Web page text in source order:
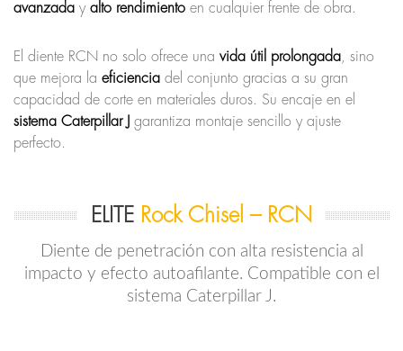
avanzada y alto rendimiento en cualquier frente de obra.
El diente RCN no solo ofrece una vida útil prolongada , sino
que mejora la eficiencia del conjunto gracias a su gran
capacidad de corte en materiales duros. Su encaje en el
sistema Caterpillar J
garantiza montaje sencillo y ajuste
perfecto.
ELITE Rock Chisel – RCN
Diente de penetración con alta resistencia al
impacto y efecto autoafilante. Compatible con el
sistema Caterpillar J.